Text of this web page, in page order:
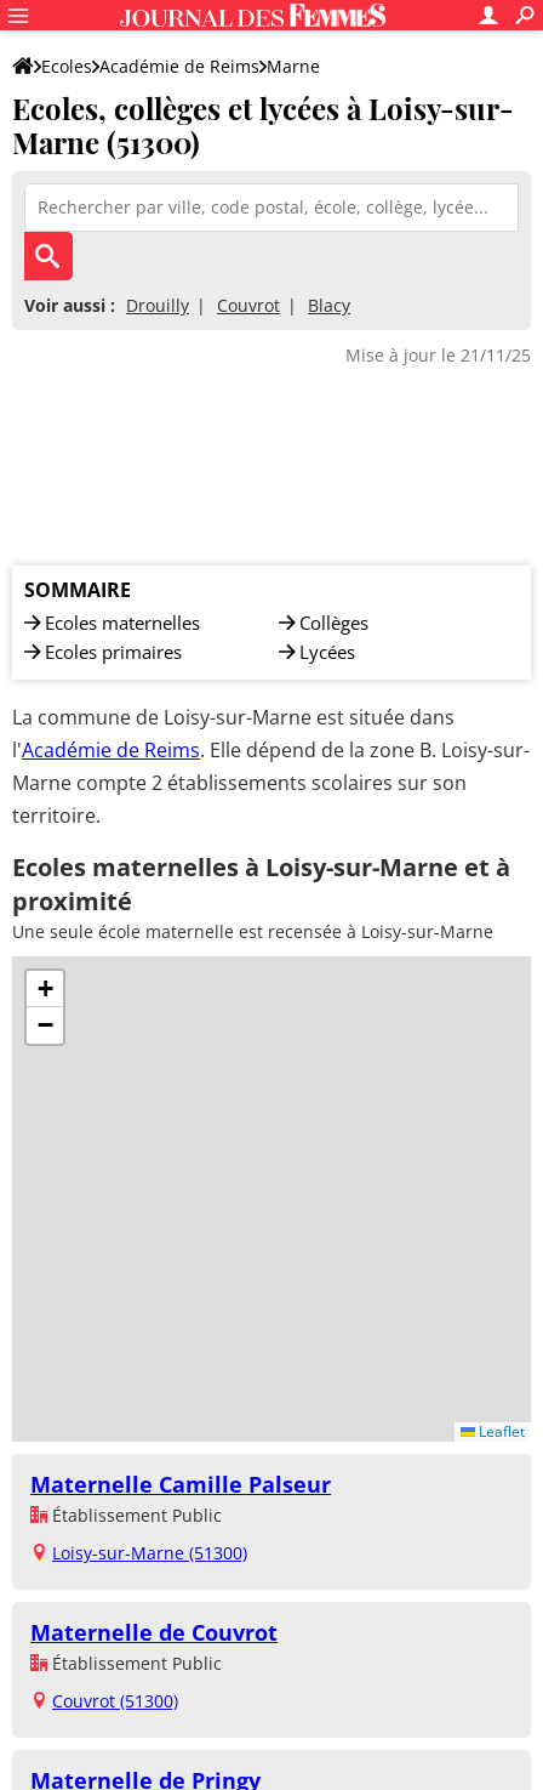
Ecoles Académie de Reims Marne
Ecoles, collèges et lycées à Loisy-sur-
Marne (51300)
Voir aussi : Drouilly Couvrot Blacy
Mise à jour le 21/11/25
SOMMAIRE
Ecoles maternelles
Ecoles primaires
Collèges
Lycées
La commune de Loisy-sur-Marne est située dans
l'Académie de Reims. Elle dépend de la zone B. Loisy-sur-
Marne compte 2 établissements scolaires sur son
territoire.
Ecoles maternelles à Loisy-sur-Marne et à
proximité
Une seule école maternelle est recensée à Loisy-sur-Marne
+
−
Leaflet
Maternelle Camille Palseur
Établissement Public
Loisy-sur-Marne (51300)
Maternelle de Couvrot
Établissement Public
Couvrot (51300)
Maternelle de Pringy